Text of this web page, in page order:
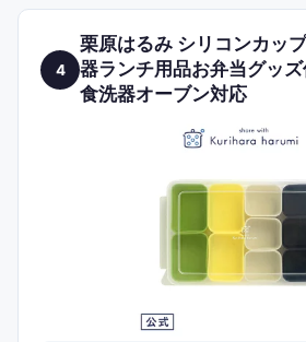
4
栗原はるみ シリコンカッ
器ランチ用品お弁当グッ
食洗器オーブン対応